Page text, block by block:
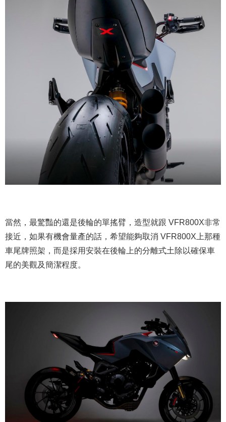
當然，最驚豔的還是後輪的單搖臂，造型就跟 VFR800X非常
接近，如果有機會量產的話，希望能夠取消 VFR800X上那種
車尾牌照架，而是採用安裝在後輪上的分離式土除以確保車
尾的美觀及簡潔程度。